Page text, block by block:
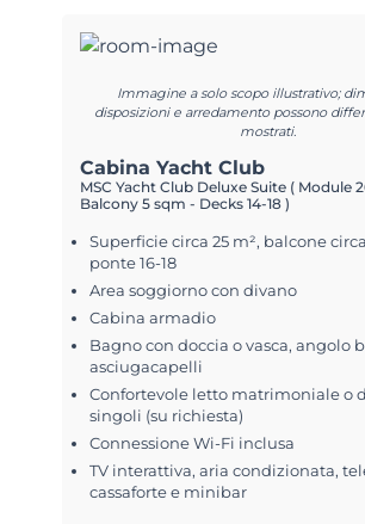
Immagine a solo scopo illustrativo;
disposizioni e arredamento possono
mostrati.
Cabina Yacht Club
MSC Yacht Club Deluxe Suite ( Module
Balcony 5 sqm - Decks 14-18 )
Superficie circa 25 m², balcone
ponte 16-18
Area soggiorno con divano
Cabina armadio
Bagno con doccia o vasca, angolo
asciugacapelli
Confortevole letto matrimoniale o
singoli (su richiesta)
Connessione Wi-Fi inclusa
TV interattiva, aria condizionata,
cassaforte e minibar